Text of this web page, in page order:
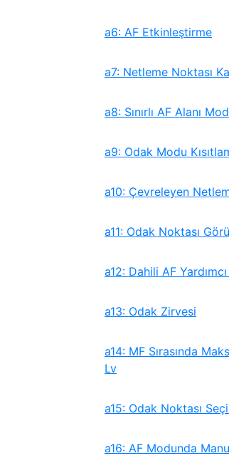
a6: AF Etkinleştirme
a7: Netleme Noktası
a8: Sınırlı AF Alanı
a9: Odak Modu
a10: Çevreleyen
a11: Odak Noktası
a12: Dahili AF Yardımcı
a13: Odak Zirvesi
a14: MF Sırasında
Lv
a15: Odak Noktası
a16: AF Modunda